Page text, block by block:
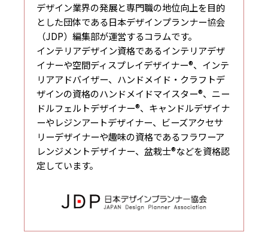
デザイン業界の発展と専門職の地位向上を目的
とした団体である日本デザインプランナー協会
（JDP）編集部が運営するコラムです。
インテリアデザイン資格であるインテリアデザ
イナーや空間ディスプレイデザイナー®、インテ
リアアドバイザー、ハンドメイド・クラフトデ
ザインの資格のハンドメイドマイスター®、ニー
ドルフェルトデザイナー®、キャンドルデザイナ
ーやレジンアートデザイナー、ビーズアクセサ
リーデザイナーや趣味の資格であるフラワーア
レンジメントデザイナー、盆栽士®などを資格認
定しています。